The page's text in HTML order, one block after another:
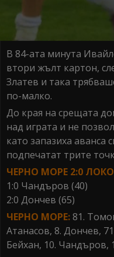
В 84-ата минута
втори жълт картон,
Златев и така
по-малко.
До края на срещата
над играта и не
като запазиха аванса
подпечатат трите
ЧЕРНО МОРЕ 2:0
1:0 Чандъров (40)
2:0 Дончев (65)
ЧЕРНО МОРЕ:81.
Атанасов, 8. Дончев,
Бейхан, 10. Чандъров,